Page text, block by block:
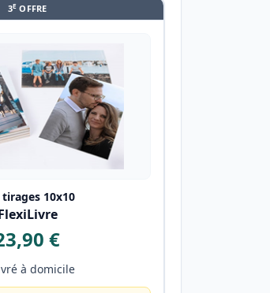
3E OFFRE
tirages 10x10
€
à domicile